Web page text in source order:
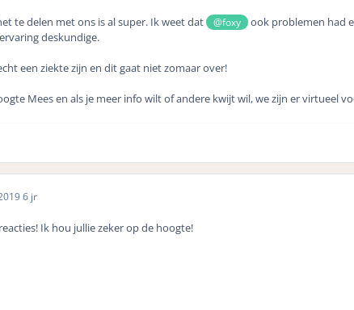
te delen met ons is al super. Ik weet dat @foxy
ook problemen had
deskundige.
een ziekte zijn en dit gaat niet zomaar over!
Mees en als je meer info wilt of andere kwijt wil, we zijn er virtueel
6 jr
Ik hou jullie zeker op de hoogte!